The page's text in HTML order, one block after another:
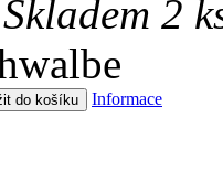
Skladem 2
Informace